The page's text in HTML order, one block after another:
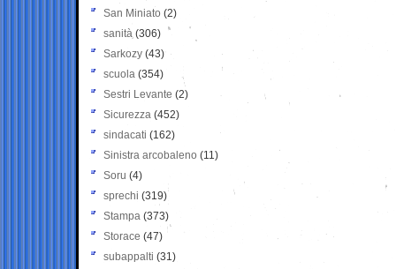
San Miniato (2)
sanità (306)
Sarkozy (43)
scuola (354)
Sestri Levante (2)
Sicurezza (452)
sindacati (162)
Sinistra arcobaleno (11)
Soru (4)
sprechi (319)
Stampa (373)
Storace (47)
subappalti (31)